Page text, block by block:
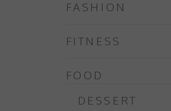
FASHION
FITNESS
FOOD
DESSERT